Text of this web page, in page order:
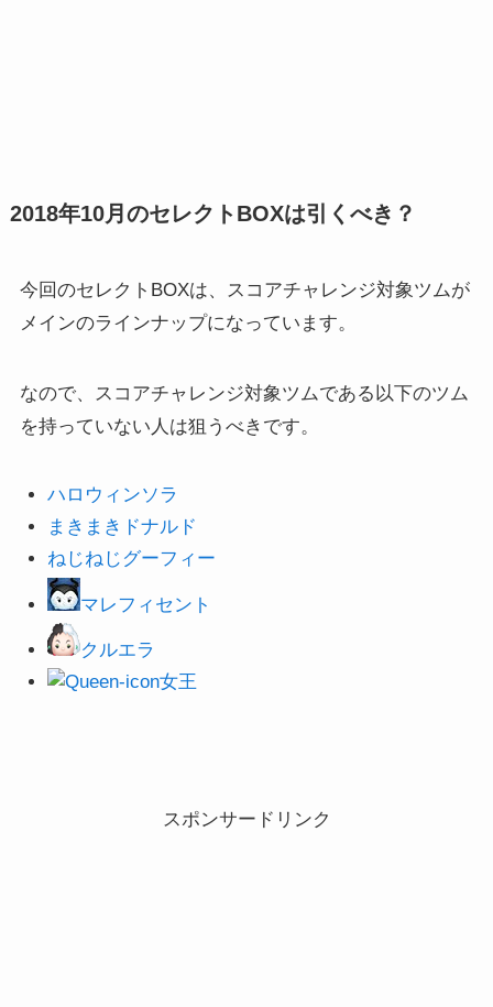
2018年10月のセレクトBOXは引くべき？
今回のセレクトBOXは、スコアチャレンジ対象ツムが
メインのラインナップになっています。
なので、スコアチャレンジ対象ツムである以下のツム
を持っていない人は狙うべきです。
ハロウィンソラ
まきまきドナルド
ねじねじグーフィー
マレフィセント
クルエラ
女王
スポンサードリンク